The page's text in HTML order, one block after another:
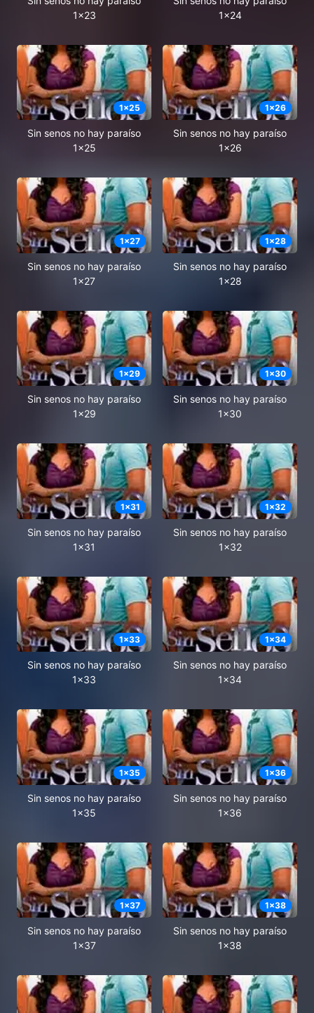
1x23
1x24
1x25
Sin senos no hay paraíso
1x25
1x26
Sin senos no hay paraíso
1x26
1x27
Sin senos no hay paraíso
1x27
1x28
Sin senos no hay paraíso
1x28
1x29
Sin senos no hay paraíso
1x29
1x30
Sin senos no hay paraíso
1x30
1x31
Sin senos no hay paraíso
1x31
1x32
Sin senos no hay paraíso
1x32
1x33
Sin senos no hay paraíso
1x33
1x34
Sin senos no hay paraíso
1x34
1x35
Sin senos no hay paraíso
1x35
1x36
Sin senos no hay paraíso
1x36
1x37
Sin senos no hay paraíso
1x37
1x38
Sin senos no hay paraíso
1x38